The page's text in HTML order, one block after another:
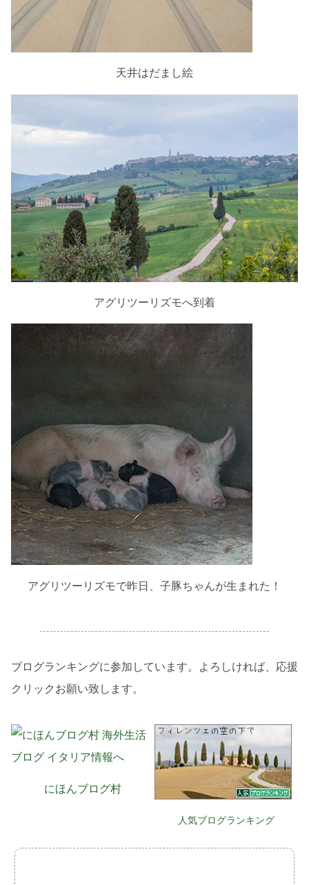
天井はだまし絵
アグリツーリズモへ到着
アグリツーリズモで昨日、子豚ちゃんが生まれた！
ブログランキングに参加しています。よろしければ、応援
クリックお願い致します。
にほんブログ村
人気ブログランキング